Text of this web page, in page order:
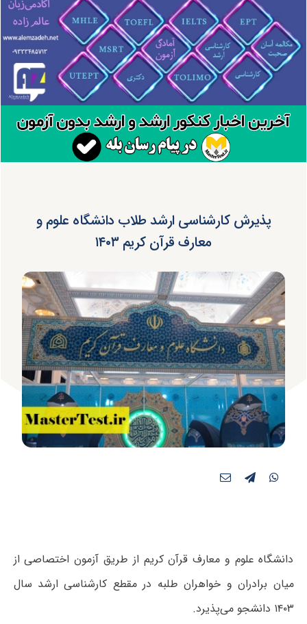
پذیرش کارشناسی‌ ارشد طلاب دانشگاه علوم و
معارف قرآن کریم ۱۴۰۳
دانشگاه علوم و معارف قرآن کریم از طریق آزمون اختصاصی از
میان برادران و خواهران طلبه در مقطع کارشناسی‌ ارشد سال‌
۱۴۰۳ دانشجو می‌پذیرد.